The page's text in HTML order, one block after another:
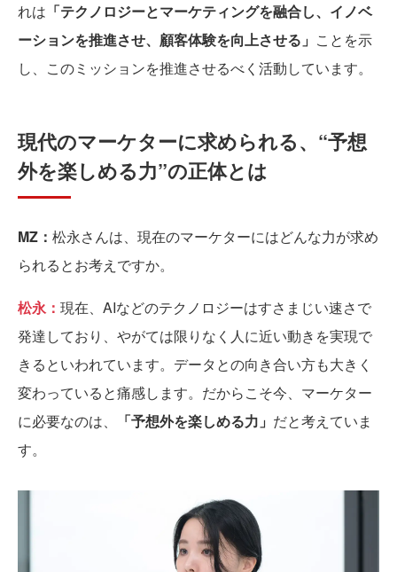
れは 「テクノロジーとマーケティングを融合し、イノベ
ーションを推進させ、顧客体験を向上させる」 ことを示
し、このミッションを推進させるべく活動しています。
現代のマーケターに求められる、“予想
外を楽しめる力”の正体とは
MZ： 松永さんは、現在のマーケターにはどんな力が求め
られるとお考えですか。
松永： 現在、AIなどのテクノロジーはすさまじい速さで
発達しており、やがては限りなく人に近い動きを実現で
きるといわれています。データとの向き合い方も大きく
変わっていると痛感します。だからこそ今、マーケター
に必要なのは、
「予想外を楽しめる力」 だと考えていま
す。